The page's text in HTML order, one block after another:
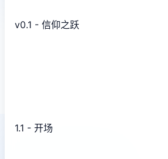
v0.1 - 信仰之跃
1.1 - 开场